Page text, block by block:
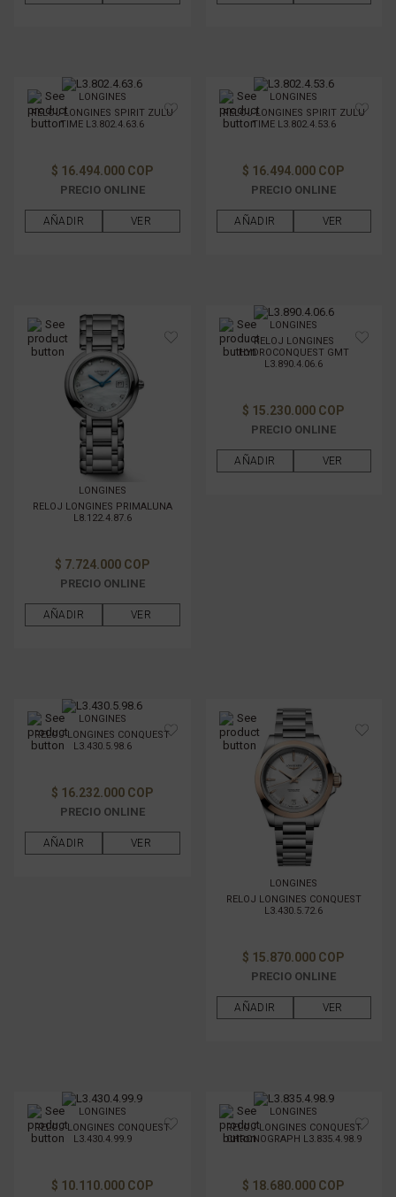
LONGINES
RELOJ LONGINES SPIRIT ZULU
TIME L3.802.4.63.6
$ 16.494.000 COP
PRECIO ONLINE
AÑADIR VER
LONGINES
RELOJ LONGINES SPIRIT ZULU
TIME L3.802.4.53.6
$ 16.494.000 COP
PRECIO ONLINE
AÑADIR VER
LONGINES
RELOJ LONGINES PRIMALUNA
L8.122.4.87.6
$ 7.724.000 COP
PRECIO ONLINE
AÑADIR VER
LONGINES
RELOJ LONGINES
HYDROCONQUEST GMT
L3.890.4.06.6
$ 15.230.000 COP
PRECIO ONLINE
AÑADIR VER
LONGINES
RELOJ LONGINES CONQUEST
L3.430.5.98.6
$ 16.232.000 COP
PRECIO ONLINE
AÑADIR VER
LONGINES
RELOJ LONGINES CONQUEST
L3.430.5.72.6
$ 15.870.000 COP
PRECIO ONLINE
AÑADIR VER
LONGINES
RELOJ LONGINES CONQUEST
L3.430.4.99.9
$ 10.110.000 COP
LONGINES
RELOJ LONGINES CONQUEST
CHRONOGRAPH L3.835.4.98.9
$ 18.680.000 COP